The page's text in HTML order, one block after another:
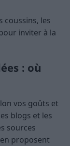
coussins, les
inviter à la
: où
vos goûts et
blogs et les
sources
proposent